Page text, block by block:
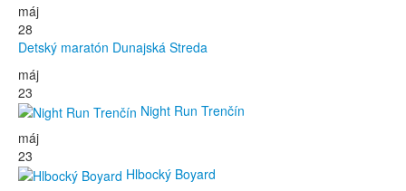
máj
28
Detský maratón Dunajská Streda
máj
23
Night Run Trenčín
máj
23
Hlbocký Boyard